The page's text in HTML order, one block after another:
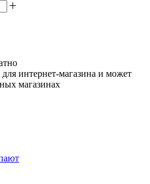
интернет-магазина и может
магазинах